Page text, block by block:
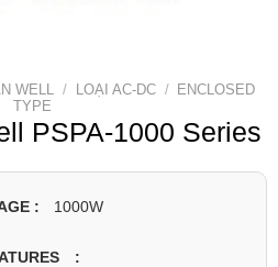
WELL / LOẠI AC-DC / ENCLOSED
TYPE
PSPA-1000 Series
: 1000W
: